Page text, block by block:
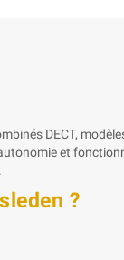
DECT,
et
?